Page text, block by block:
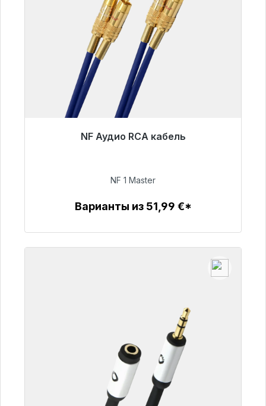
NF Аудио RCA кабель
Готовы к немедленной отправке, срок
99,00 €
NF 1 Master
Варианты из 51,99 €*